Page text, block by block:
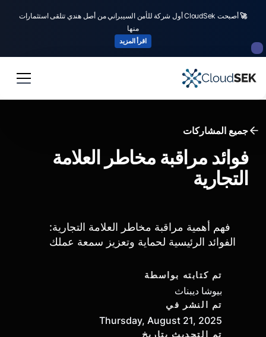
🚀
أصبحت CloudSek أول شركة للأمن السيبراني من أصل هندي تتلقى استثمارات
منها
اقرأ المزيد
جميع المشاركات
فوائد مراقبة مخاطر العلامة
التجارية
فهم أهمية مراقبة مخاطر العلامة التجارية:
الفوائد الرئيسية لحماية وتعزيز سمعة عملك
تم كتابته بواسطة
بيوشا ديبناث
تم النشر في
Thursday, August 21, 2025
تم التحديث بتاريخ